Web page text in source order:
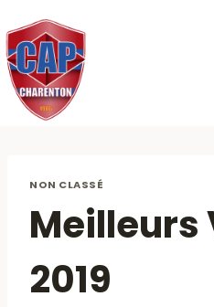
au
contenu
NON CLASSÉ
Meilleurs
2019